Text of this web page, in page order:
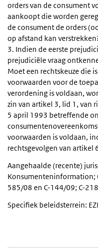
orders van de consument
aankoopt die worden
de consument de orders
op afstand kan
3. Indien de eerste
prejudiciële vraag
Moet een rechtskeuze die
voorwaarden voor de
verordening is voldaan,
zin van artikel 3, lid 1, van
5 april 1993 betreffende
voorwaarden is voldaan,
rechtsgevolgen van artikel
Aangehaalde (recente)
Konsumenteninformation;
585/08 en C-144/09; C-
Specifiek beleidsterrein: